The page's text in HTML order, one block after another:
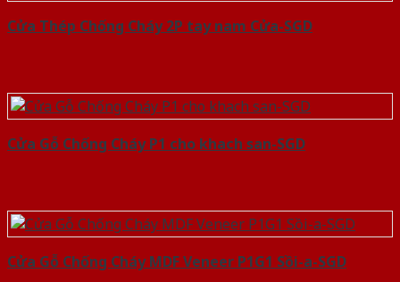
Cửa Thép Chống Cháy 2P tay nam Cửa-SGD
Cửa Gỗ Chống Cháy P1 cho khach san-SGD
Cửa Gỗ Chống Cháy MDF Veneer P1G1 Sồi-a-SGD